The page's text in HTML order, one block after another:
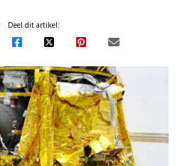
Deel dit artikel: